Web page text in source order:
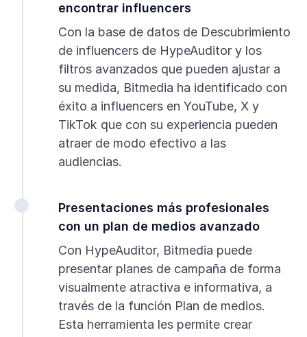
encontrar influencers
Con la base de datos de Descubrimiento
de influencers de HypeAuditor y los
filtros avanzados que pueden ajustar a
su medida, Bitmedia ha identificado con
éxito a influencers en YouTube, X y
TikTok que con su experiencia pueden
atraer de modo efectivo a las
audiencias.
Presentaciones más profesionales
con un plan de medios avanzado
Con HypeAuditor, Bitmedia puede
presentar planes de campaña de forma
visualmente atractiva e informativa, a
través de la función Plan de medios.
Esta herramienta les permite crear